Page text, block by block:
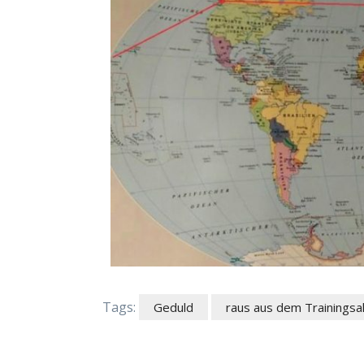
Tags: Geduld raus aus dem